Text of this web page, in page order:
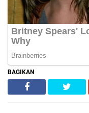
BAGIKAN